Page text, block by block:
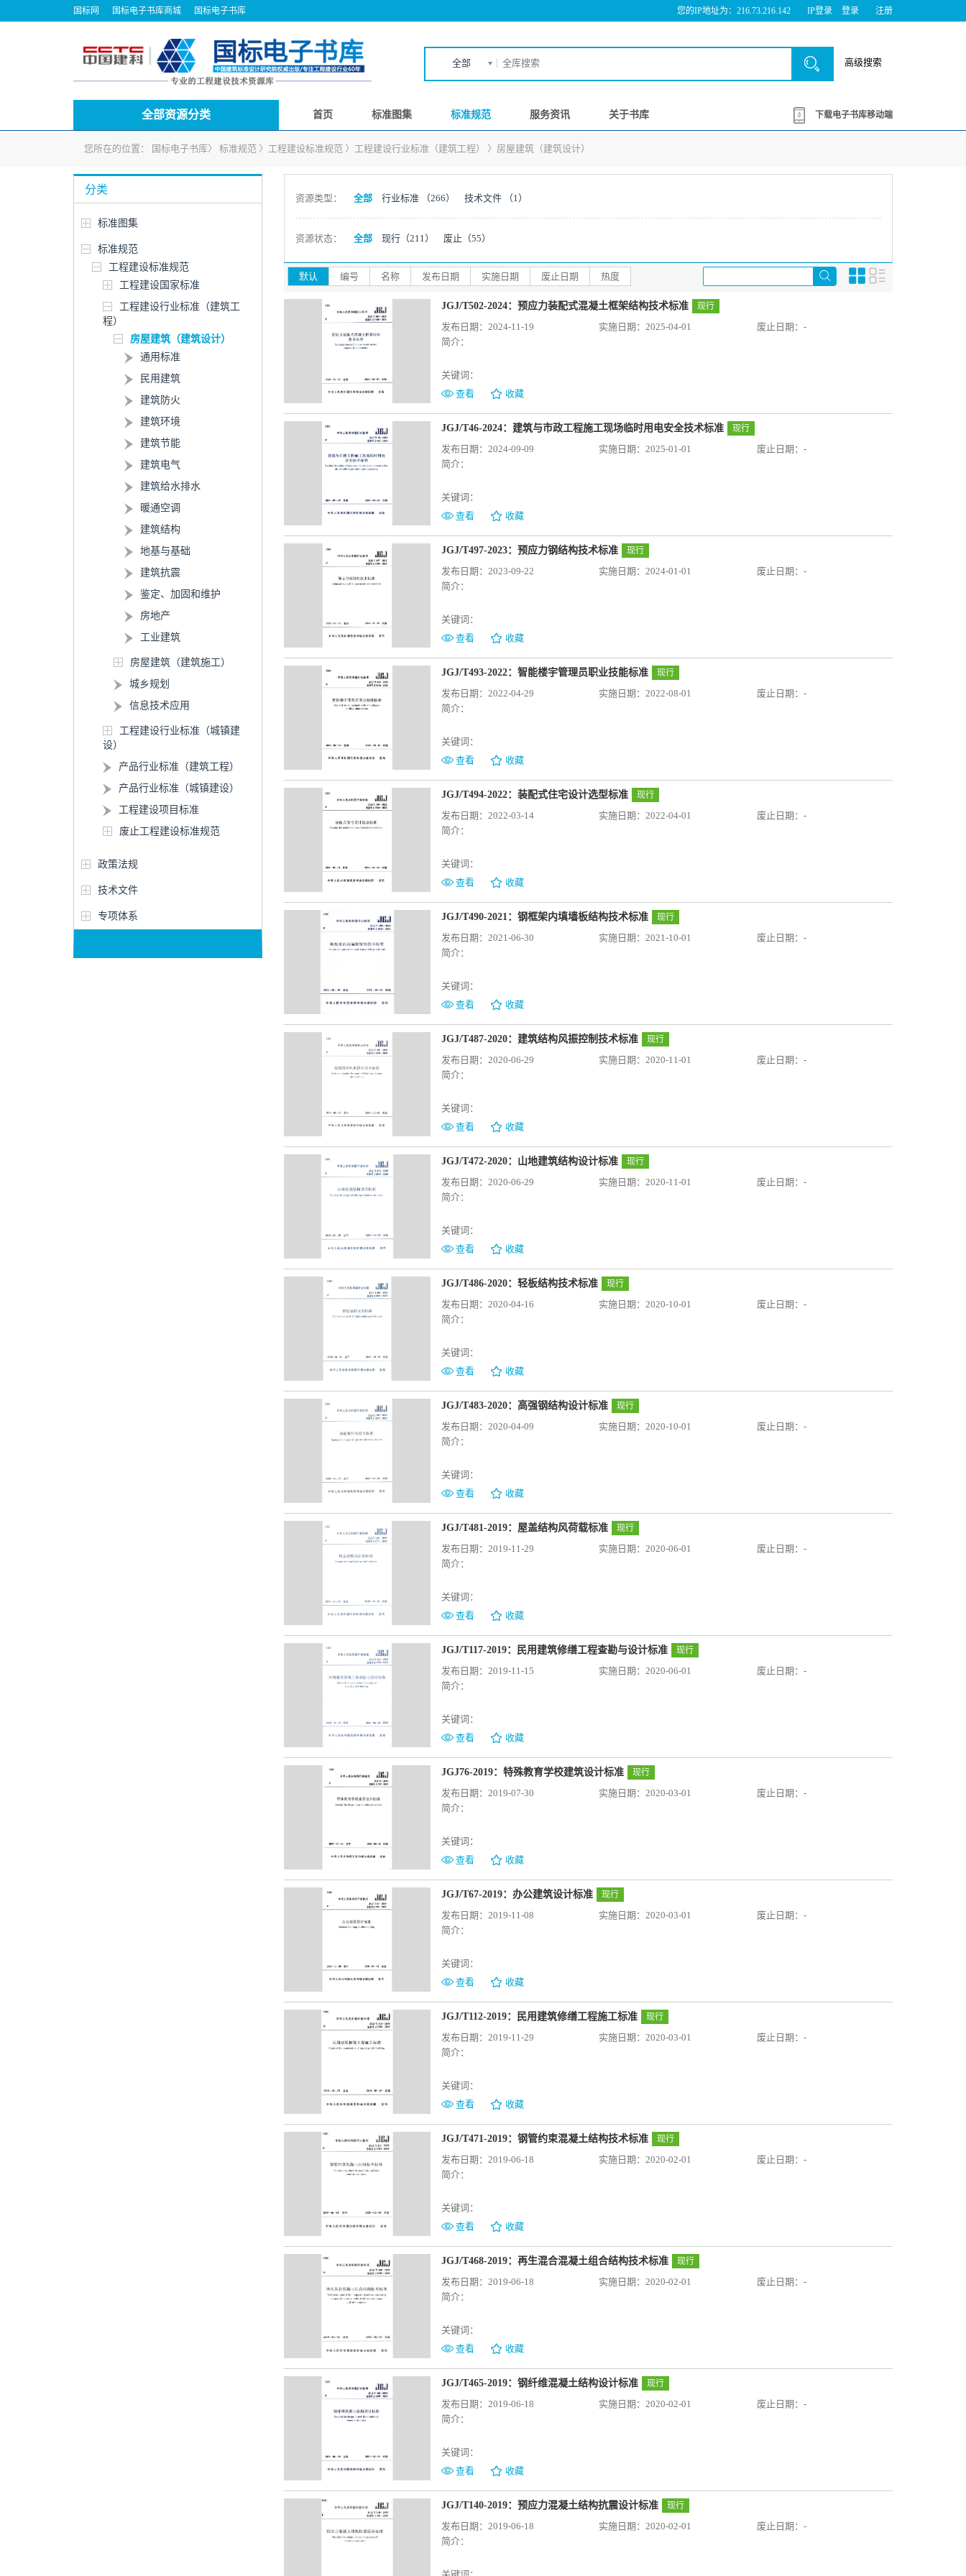
国标网 国标电子书库商城 国标电子书库 您的IP地址为：216.73.216.142 IP登录 登录 注册
全部 高级搜索
全部资源分类 首页 标准图集 标准规范 服务资讯 关于书库 下载电子书库移动端
您所在的位置： 国标电子书库〉 标准规范 〉 工程建设标准规范 〉 工程建设行业标准（建筑工程） 〉 房屋建筑（建筑设计）
分类
标准图集
标准规范
工程建设标准规范
工程建设国家标准
工程建设行业标准（建筑工
程）
房屋建筑（建筑设计）
通用标准
民用建筑
建筑防火
建筑环境
建筑节能
建筑电气
建筑给水排水
暖通空调
建筑结构
地基与基础
建筑抗震
鉴定、加固和维护
房地产
工业建筑
房屋建筑（建筑施工）
城乡规划
信息技术应用
工程建设行业标准（城镇建
设）
产品行业标准（建筑工程）
产品行业标准（城镇建设）
工程建设项目标准
废止工程建设标准规范
政策法规
技术文件
专项体系
资源类型： 全部 行业标准 （266） 技术文件 （1）
资源状态： 全部 现行 （211） 废止 （55）
默认 编号 名称 发布日期 实施日期 废止日期 热度
JGJ/T502-2024：预应力装配式混凝土框架结构技术标准 现行
发布日期：2024-11-19 实施日期：2025-04-01
废止日期：-
简介：
关键词：
查看
收藏
JGJ/T46-2024：建筑与市政工程施工现场临时用电安全技术标准 现行
发布日期：2024-09-09 实施日期：2025-01-01
废止日期：-
简介：
关键词：
查看
收藏
JGJ/T497-2023：预应力钢结构技术标准 现行
发布日期：2023-09-22 实施日期：2024-01-01
废止日期：-
简介：
关键词：
查看
收藏
JGJ/T493-2022：智能楼宇管理员职业技能标准 现行
发布日期：2022-04-29 实施日期：2022-08-01
废止日期：-
简介：
关键词：
查看
收藏
JGJ/T494-2022：装配式住宅设计选型标准 现行
发布日期：2022-03-14 实施日期：2022-04-01
废止日期：-
简介：
关键词：
查看
收藏
JGJ/T490-2021：钢框架内填墙板结构技术标准 现行
发布日期：2021-06-30 实施日期：2021-10-01
废止日期：-
简介：
关键词：
查看
收藏
JGJ/T487-2020：建筑结构风振控制技术标准 现行
发布日期：2020-06-29 实施日期：2020-11-01
废止日期：-
简介：
关键词：
查看
收藏
JGJ/T472-2020：山地建筑结构设计标准 现行
发布日期：2020-06-29 实施日期：2020-11-01
废止日期：-
简介：
关键词：
查看
收藏
JGJ/T486-2020：轻板结构技术标准 现行
发布日期：2020-04-16 实施日期：2020-10-01
废止日期：-
简介：
关键词：
查看
收藏
JGJ/T483-2020：高强钢结构设计标准 现行
发布日期：2020-04-09 实施日期：2020-10-01
废止日期：-
简介：
关键词：
查看
收藏
JGJ/T481-2019：屋盖结构风荷载标准 现行
发布日期：2019-11-29 实施日期：2020-06-01
废止日期：-
简介：
关键词：
查看
收藏
JGJ/T117-2019：民用建筑修缮工程查勘与设计标准 现行
发布日期：2019-11-15 实施日期：2020-06-01
废止日期：-
简介：
关键词：
查看
收藏
JGJ76-2019：特殊教育学校建筑设计标准 现行
发布日期：2019-07-30 实施日期：2020-03-01
废止日期：-
简介：
关键词：
查看
收藏
JGJ/T67-2019：办公建筑设计标准 现行
发布日期：2019-11-08 实施日期：2020-03-01
废止日期：-
简介：
关键词：
查看
收藏
JGJ/T112-2019：民用建筑修缮工程施工标准 现行
发布日期：2019-11-29 实施日期：2020-03-01
废止日期：-
简介：
关键词：
查看
收藏
JGJ/T471-2019：钢管约束混凝土结构技术标准 现行
发布日期：2019-06-18 实施日期：2020-02-01
废止日期：-
简介：
关键词：
查看
收藏
JGJ/T468-2019：再生混合混凝土组合结构技术标准 现行
发布日期：2019-06-18 实施日期：2020-02-01
废止日期：-
简介：
关键词：
查看
收藏
JGJ/T465-2019：钢纤维混凝土结构设计标准 现行
发布日期：2019-06-18 实施日期：2020-02-01
废止日期：-
简介：
关键词：
查看
收藏
JGJ/T140-2019：预应力混凝土结构抗震设计标准 现行
发布日期：2019-06-18 实施日期：2020-02-01
废止日期：-
简介：